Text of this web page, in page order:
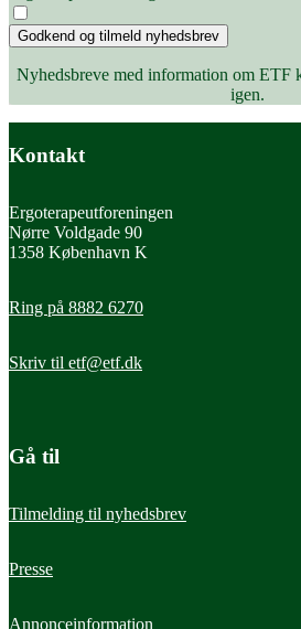
Godkend og tilmeld nyhedsbrev
Nyhedsbreve med information om ETF
igen.
Kontakt
Ergoterapeutforeningen
Nørre Voldgade 90
1358 København K
Ring på 8882 6270
Skriv til etf@etf.dk
Gå til
Tilmelding til nyhedsbrev
Presse
Annonceinformation